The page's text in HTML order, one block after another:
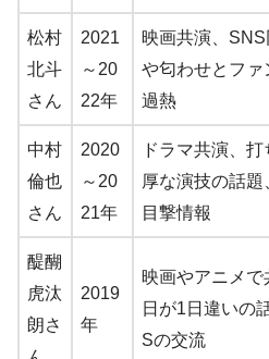
松村
北斗
さん
2021
～20
22年
映画共演、
や匂わせとファ
過熱
中村
倫也
さん
2020
～20
21年
ドラマ共演、
厚な演技の話
目撃情報
醍醐
虎汰
朗さ
2019
年
映画やアニメで
日が1日違いの
Sの交流